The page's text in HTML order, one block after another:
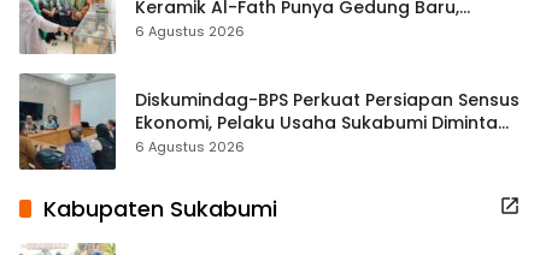
Keramik Al-Fath Punya Gedung Baru,
Hampir 500 Koleksi Dipisahkan
6 Agustus 2026
Diskumindag-BPS Perkuat Persiapan Sensus
Ekonomi, Pelaku Usaha Sukabumi Diminta
Terbuka Beri Data
6 Agustus 2026
Kabupaten Sukabumi